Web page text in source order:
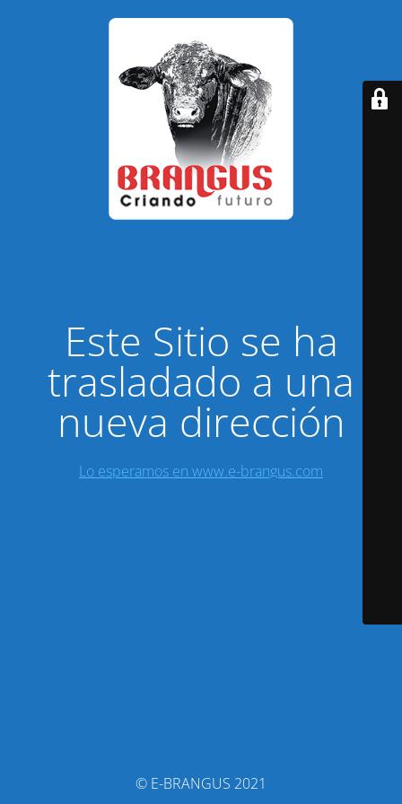
Este Sitio se ha
trasladado a una
nueva dirección
Lo esperamos en www.e-brangus.com
© E-BRANGUS 2021